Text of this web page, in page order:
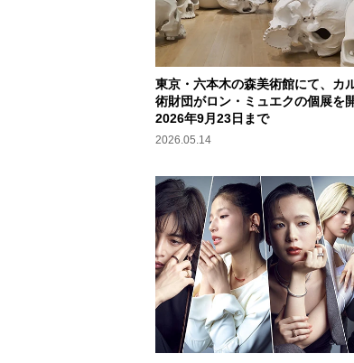
東京・六本木の森美術館にて、カ
術財団がロン・ミュエクの個展を
2026年9月23日まで
2026.05.14